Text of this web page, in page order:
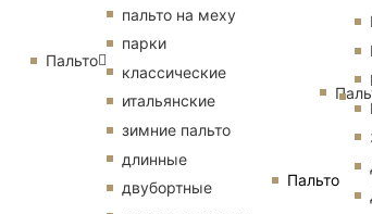
Пальто
Пальто
пальто на меху
парки
классические
итальянские
зимние пальто
длинные
двубортные